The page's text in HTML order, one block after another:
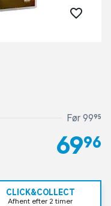
Før 99,95
69,96
CLICK&COLLECT
Afhent efter 2 timer